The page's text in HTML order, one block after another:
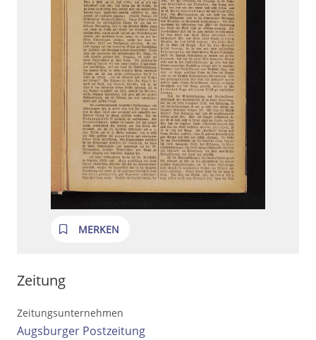
MERKEN
Zeitung
Zeitungsunternehmen
Augsburger Postzeitung